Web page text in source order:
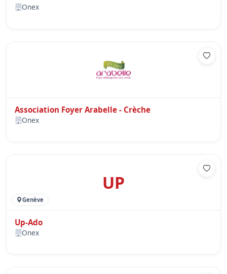
Onex
Association Foyer Arabelle - Crèche
Onex
UP
Genève
Up-Ado
Onex